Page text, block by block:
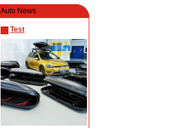
Auto News
Test